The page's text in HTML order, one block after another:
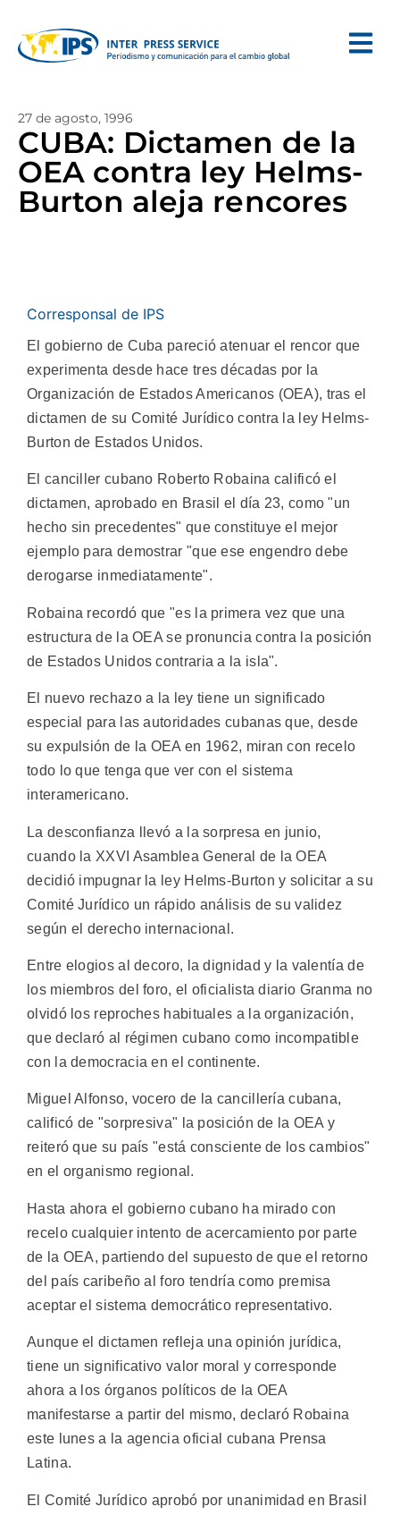
27 de agosto, 1996
CUBA: Dictamen de la
OEA contra ley Helms-
Burton aleja rencores
Corresponsal de IPS
El gobierno de Cuba pareció atenuar el rencor que
experimenta desde hace tres décadas por la
Organización de Estados Americanos (OEA), tras el
dictamen de su Comité Jurídico contra la ley Helms-
Burton de Estados Unidos.
El canciller cubano Roberto Robaina calificó el
dictamen, aprobado en Brasil el día 23, como "un
hecho sin precedentes" que constituye el mejor
ejemplo para demostrar "que ese engendro debe
derogarse inmediatamente".
Robaina recordó que "es la primera vez que una
estructura de la OEA se pronuncia contra la posición
de Estados Unidos contraria a la isla".
El nuevo rechazo a la ley tiene un significado
especial para las autoridades cubanas que, desde
su expulsión de la OEA en 1962, miran con recelo
todo lo que tenga que ver con el sistema
interamericano.
La desconfianza llevó a la sorpresa en junio,
cuando la XXVI Asamblea General de la OEA
decidió impugnar la ley Helms-Burton y solicitar a su
Comité Jurídico un rápido análisis de su validez
según el derecho internacional.
Entre elogios al decoro, la dignidad y la valentía de
los miembros del foro, el oficialista diario Granma no
olvidó los reproches habituales a la organización,
que declaró al régimen cubano como incompatible
con la democracia en el continente.
Miguel Alfonso, vocero de la cancillería cubana,
calificó de "sorpresiva" la posición de la OEA y
reiteró que su país "está consciente de los cambios"
en el organismo regional.
Hasta ahora el gobierno cubano ha mirado con
recelo cualquier intento de acercamiento por parte
de la OEA, partiendo del supuesto de que el retorno
del país caribeño al foro tendría como premisa
aceptar el sistema democrático representativo.
Aunque el dictamen refleja una opinión jurídica,
tiene un significativo valor moral y corresponde
ahora a los órganos políticos de la OEA
manifestarse a partir del mismo, declaró Robaina
este lunes a la agencia oficial cubana Prensa
Latina.
El Comité Jurídico aprobó por unanimidad en Brasil